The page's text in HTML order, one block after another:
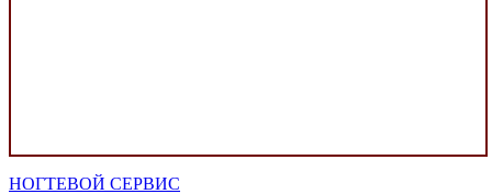
НОГТЕВОЙ СЕРВИС